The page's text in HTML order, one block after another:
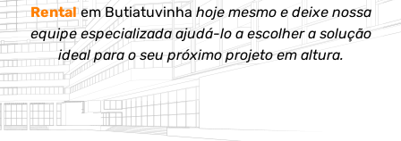
Rentalem Butiatuvinha hoje mesmo e deixe nossa
equipe especializada ajudá-lo a escolher a solução
ideal para o seu próximo projeto em altura.